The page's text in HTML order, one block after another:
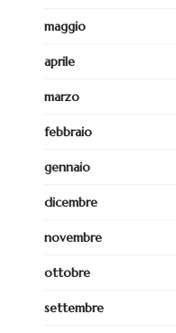
maggio
aprile
marzo
febbraio
gennaio
dicembre
novembre
ottobre
settembre